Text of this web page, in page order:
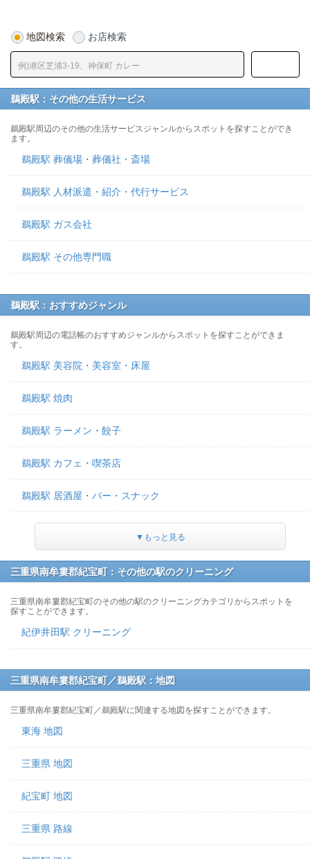
地図検索 お店検索
鵜殿駅：その他の生活サービス
鵜殿駅周辺のその他の生活サービスジャンルからスポットを探すことができ
ます。
鵜殿駅 葬儀場・葬儀社・斎場
鵜殿駅 人材派遣・紹介・代行サービス
鵜殿駅 ガス会社
鵜殿駅 その他専門職
鵜殿駅：おすすめジャンル
鵜殿駅周辺の電話帳のおすすめジャンルからスポットを探すことができま
す。
鵜殿駅 美容院・美容室・床屋
鵜殿駅 焼肉
鵜殿駅 ラーメン・餃子
鵜殿駅 カフェ・喫茶店
鵜殿駅 居酒屋・バー・スナック
▼もっと見る
三重県南牟婁郡紀宝町：その他の駅のクリーニング
三重県南牟婁郡紀宝町のその他の駅のクリーニングカテゴリからスポットを
探すことができます。
紀伊井田駅 クリーニング
三重県南牟婁郡紀宝町／鵜殿駅：地図
三重県南牟婁郡紀宝町／鵜殿駅に関連する地図を探すことができます。
東海 地図
三重県 地図
紀宝町 地図
三重県 路線